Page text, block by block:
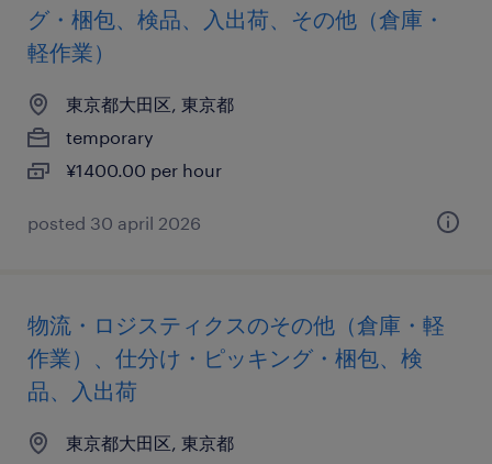
グ・梱包、検品、入出荷、その他（倉庫・
軽作業）
東京都大田区, 東京都
temporary
¥1400.00 per hour
posted 30 april 2026
物流・ロジスティクスのその他（倉庫・軽
作業）、仕分け・ピッキング・梱包、検
品、入出荷
東京都大田区, 東京都